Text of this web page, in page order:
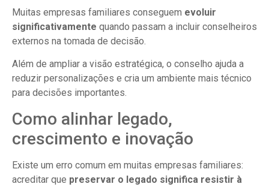
Muitas empresas familiares conseguem evoluir
significativamente quando passam a incluir conselheiros
externos na tomada de decisão.
Além de ampliar a visão estratégica, o conselho ajuda a
reduzir personalizações e cria um ambiente mais técnico
para decisões importantes.
Como alinhar legado,
crescimento e inovação
Existe um erro comum em muitas empresas familiares:
acreditar que preservar o legado significa resistir à